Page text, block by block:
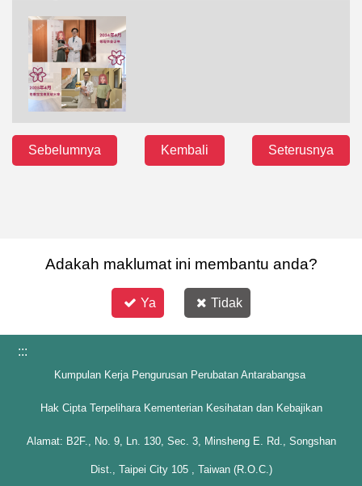
Sebelumnya Kembali Seterusnya
Adakah maklumat ini membantu anda?
Ya Tidak
:::
Kumpulan Kerja Pengurusan Perubatan Antarabangsa
Hak Cipta Terpelihara Kementerian Kesihatan dan Kebajikan
Alamat: B2F., No. 9, Ln. 130, Sec. 3, Minsheng E. Rd., Songshan
Dist., Taipei City 105 , Taiwan (R.O.C.)